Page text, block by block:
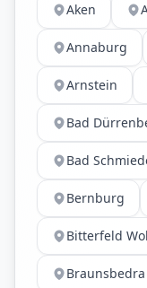
Aken
Annaburg
Arnstein
Bad
Bad
Bernburg
Bitterfeld
Braunsbedra